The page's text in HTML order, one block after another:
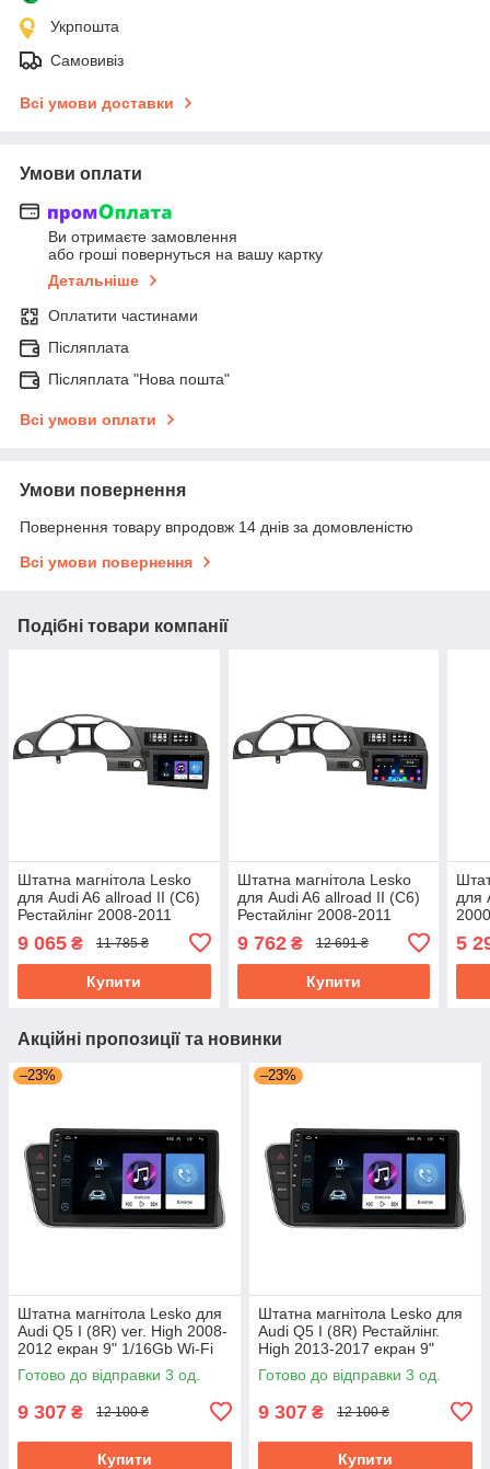
Укрпошта
Самовивіз
Всі умови доставки
Умови оплати
Ви отримаєте замовлення
або гроші повернуться на вашу картку
Детальніше
Оплатити частинами
Післяплата
Післяплата "Нова пошта"
Всі умови оплати
Умови повернення
Повернення товару впродовж 14 днів за домовленістю
Всі умови повернення
Подібні товари компанії
Штатна магнітола Lesko
для Audi A6 allroad II (C6)
Рестайлінг 2008-2011
екран 9" 1/16Gb Wi-Fi GPS
Base
9 065 ₴ 11 785 ₴
Купити
Штатна магнітола Lesko
для Audi A6 allroad II (C6)
Рестайлінг 2008-2011
екран 9" 2/32Gb Wi-Fi GPS
Base
9 762₴ 12 691 ₴
Купити
для
5
Акційні пропозиції та новинки
–23%
Штатна магнітола Lesko для
Audi Q5 I (8R) ver. High 2008-
2012 екран 9" 1/16Gb Wi-Fi
GPS Base
Готово до відправки 3 од.
9 307 ₴ 12 100 ₴
Купити
–23%
Штатна магнітола Lesko для
Audi Q5 I (8R) Рестайлінг.
High 2013-2017 екран 9"
1/16Gb Wi-Fi GPS Base
Готово до відправки 3 од.
9 307 ₴ 12 100 ₴
Купити